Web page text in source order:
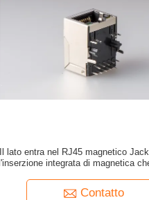
Il lato entra nel RJ45 magnetico
l'inserzione integrata di magnetica
Contatto